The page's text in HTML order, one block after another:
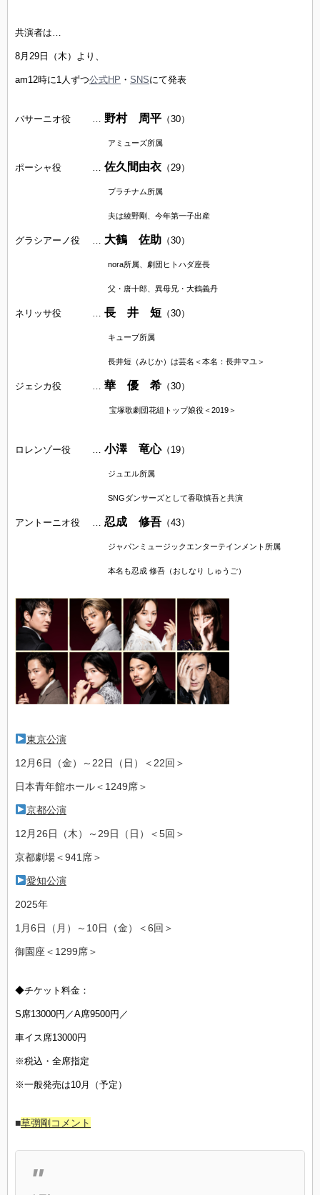
共演者は…
8月29日（木）より、
am12時に1人ずつ公式HP ・ SNSにて発表
バサーニオ役 … 野村 周平 （30）
アミューズ所属
ポーシャ役 … 佐久間由衣 （29）
プラチナム所属
夫は綾野剛、今年第一子出産
グラシアーノ役 … 大鶴 佐助 （30）
nora所属、劇団ヒトハダ座長
父・唐十郎、異母兄・大鶴義丹
ネリッサ役 … 長 井 短 （30）
キューブ所属
長井短（みじか）は芸名＜本名：長井マユ＞
ジェシカ役 … 華 優 希 （30）
宝塚歌劇団花組トップ娘役＜2019＞
ロレンゾー役 … 小澤 竜心（19）
ジュエル所属
SNGダンサーズとして香取慎吾と共演
アントーニオ役 … 忍成 修吾 （43）
ジャパンミュージックエンターテインメント所属
本名も忍成 修吾（おしなり しゅうご）
東京公演
12月6日（金）～22日（日）＜22回＞
日本青年館ホール＜1249席＞
京都公演
12月26日（木）～29日（日）＜5回＞
京都劇場＜941席＞
愛知公演
2025年
1月6日（月）～10日（金）＜6回＞
御園座＜1299席＞
◆チケット料金：
S席13000円／A席9500円／
車イス席13000円
※税込・全席指定
※一般発売は10月（予定）
■草彅剛コメント